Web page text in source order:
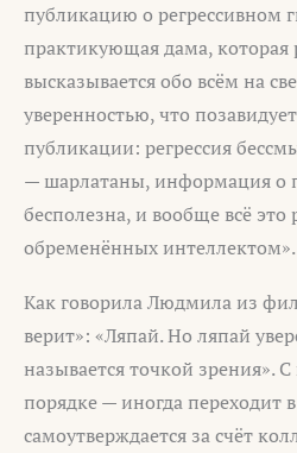
публикацию о регрессивном
практикующая дама, которая
высказывается обо всём на
уверенностью, что
публикации: регрессия
— шарлатаны, информация о
бесполезна, и вообще всё
обременённых интеллектом».
Как говорила Людмила из
верит»: «Ляпай. Но ляпай
называется точкой зрения». С
порядке — иногда переходит
самоутверждается за счёт